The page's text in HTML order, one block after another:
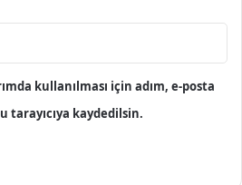
kullanılması için adım, e-posta
tarayıcıya kaydedilsin.